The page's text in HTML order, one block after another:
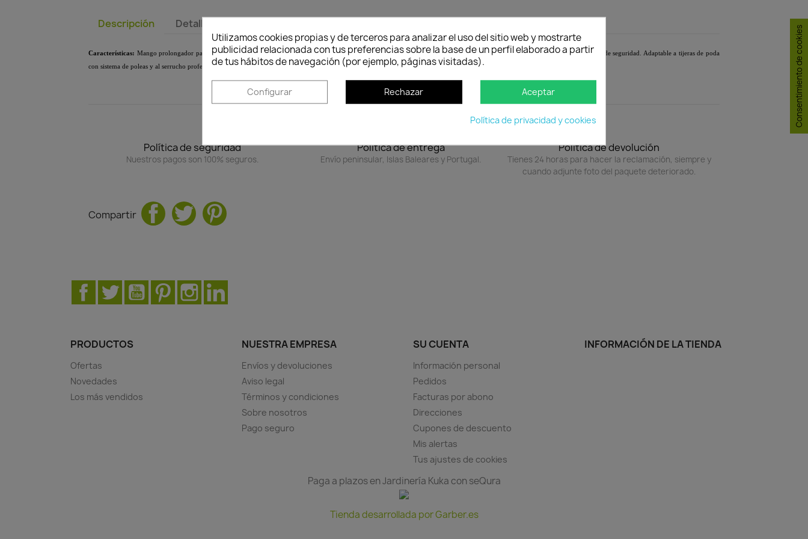
Descripción Detalles del producto
Características: Mango prolongador para tijeras de poda con sistema de poleas. Herramienta ligera realizada en aluminio resistente a la flexión. Mango ergonómico. Incorpora cierre de seguridad. Adaptable a tijeras de poda
con sistema de poleas y al serrucho profesional para pértiga. Longitud de 1.7 a 3 metros.
Política de seguridad
Nuestros pagos son 100% seguros.
Política de entrega
Envío peninsular, Islas Baleares y Portugal.
Política de devolución
Tienes 24 horas para hacer la reclamación, siempre y
cuando adjunte foto del paquete deteriorado.
Compartir
Facebook
Twitter YouTubePinterestInstagram
PRODUCTOS
Ofertas
Novedades
Los más vendidos
NUESTRA EMPRESA
Envíos y devoluciones
Aviso legal
Términos y condiciones
Sobre nosotros
Pago seguro
SU CUENTA
Información personal
Pedidos
Facturas por abono
Direcciones
Cupones de descuento
Mis alertas
Tus ajustes de cookies
INFORMACIÓN DE LA TIENDA
Paga a plazos en Jardinería Kuka con seQura
Tienda desarrollada por Garber.es
Utilizamos cookies propias y de terceros para analizar el uso del sitio web y mostrarte
publicidad relacionada con tus preferencias sobre la base de un perfil elaborado a partir
de tus hábitos de navegación (por ejemplo, páginas visitadas).
Configurar Rechazar Aceptar
Política de privacidad y cookies Consentimiento de cookies